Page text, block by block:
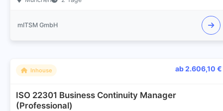
mITSM GmbH
Inhouse ab 2.606,10 €
ISO 22301 Business Continuity Manager
(Professional)